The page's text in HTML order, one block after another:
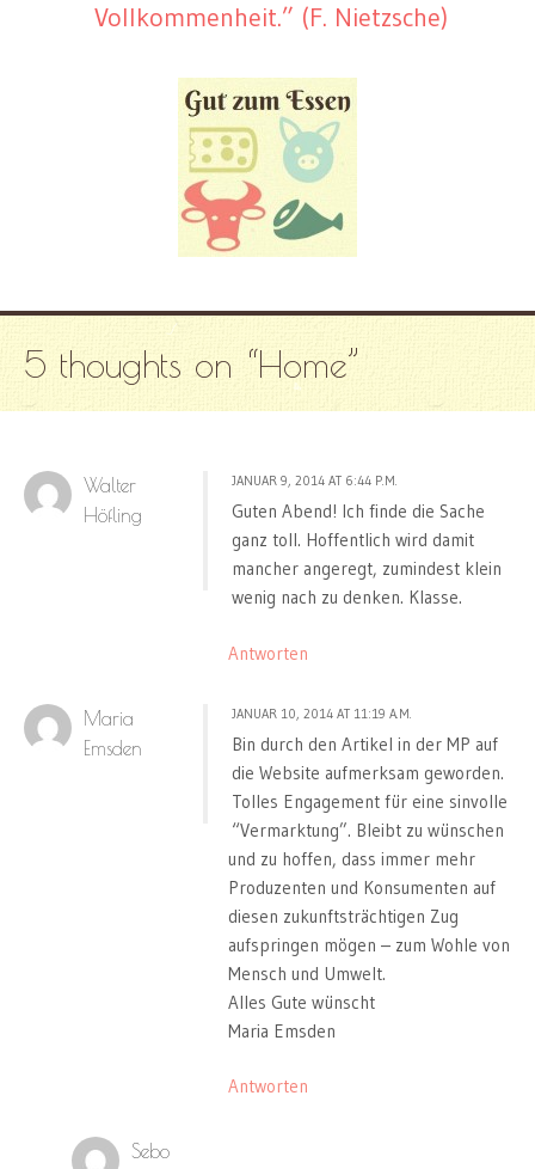
Vollkommenheit.” (F. Nietzsche)
5 thoughts on “Home”
Walter
Höfling
JANUAR 9, 2014 AT 6:44 P.M.
Guten Abend! Ich finde die Sache
ganz toll. Hoffentlich wird damit
mancher angeregt, zumindest klein
wenig nach zu denken. Klasse.
Antworten
Maria
Emsden
JANUAR 10, 2014 AT 11:19 A.M.
Bin durch den Artikel in der MP auf
die Website aufmerksam geworden.
Tolles Engagement für eine sinvolle
“Vermarktung”. Bleibt zu wünschen
und zu hoffen, dass immer mehr
Produzenten und Konsumenten auf
diesen zukunftsträchtigen Zug
aufspringen mögen – zum Wohle von
Mensch und Umwelt.
Alles Gute wünscht
Maria Emsden
Antworten
Sebo